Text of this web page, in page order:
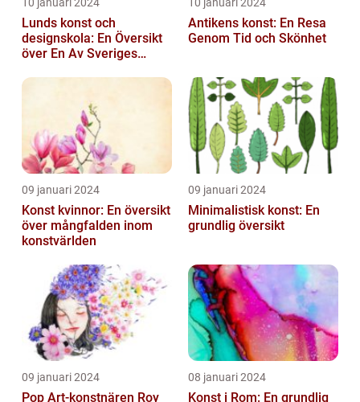
Lunds konst och
designskola: En Översikt
över En Av Sveriges
Utbildningsanstalter inom
Antikens konst: En Resa
Genom Tid och Skönhet
09 januari 2024
Konst kvinnor: En översikt
över mångfalden inom
konstvärlden
09 januari 2024
Minimalistisk konst: En
grundlig översikt
09 januari 2024
Pop Art-konstnären Roy
08 januari 2024
Konst i Rom: En grundlig